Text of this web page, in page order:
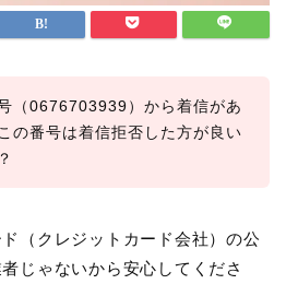
（0676703939）から着信があ
の番号は着信拒否した方が良い
（クレジットカード会社）の公
じゃないから安心してくださ